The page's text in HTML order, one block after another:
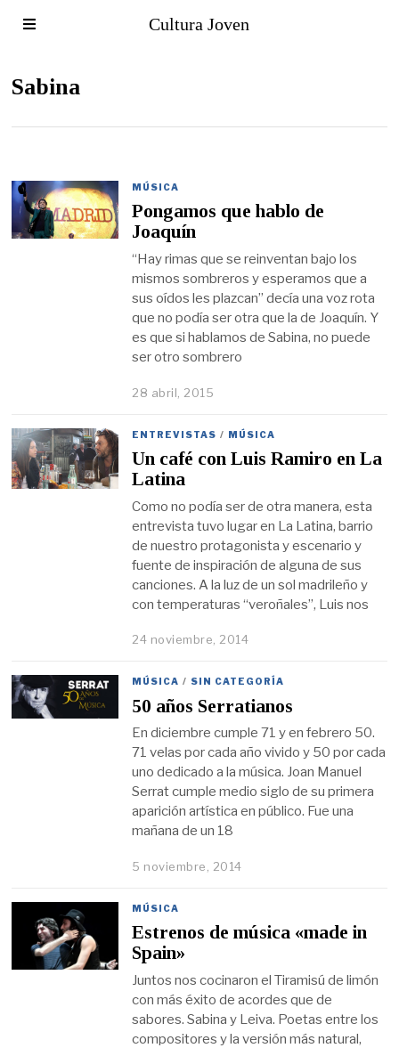
Cultura Joven
Sabina
MÚSICA
Pongamos que hablo de
Joaquín
“Hay rimas que se reinventan bajo los
mismos sombreros y esperamos que a
sus oídos les plazcan” decía una voz rota
que no podía ser otra que la de Joaquín. Y
es que si hablamos de Sabina, no puede
ser otro sombrero
28 abril, 2015
ENTREVISTAS / MÚSICA
Un café con Luis Ramiro en La
Latina
Como no podía ser de otra manera, esta
entrevista tuvo lugar en La Latina, barrio
de nuestro protagonista y escenario y
fuente de inspiración de alguna de sus
canciones. A la luz de un sol madrileño y
con temperaturas “veroñales”, Luis nos
24 noviembre, 2014
MÚSICA / SIN CATEGORÍA
50 años Serratianos
En diciembre cumple 71 y en febrero 50.
71 velas por cada año vivido y 50 por cada
uno dedicado a la música. Joan Manuel
Serrat cumple medio siglo de su primera
aparición artística en público. Fue una
mañana de un 18
5 noviembre, 2014
MÚSICA
Estrenos de música «made in
Spain»
Juntos nos cocinaron el Tiramisú de limón
con más éxito de acordes que de
sabores. Sabina y Leiva. Poetas entre los
compositores y la versión más natural,